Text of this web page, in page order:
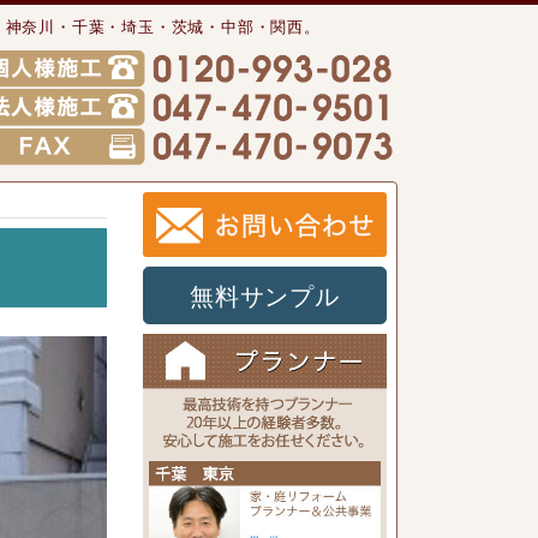
奈川・千葉・埼玉・茨城・中部・関西。
無料サンプル